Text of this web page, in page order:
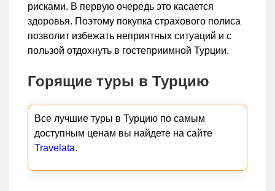
рисками. В первую очередь это касается
здоровья. Поэтому покупка страхового полиса
позволит избежать неприятных ситуаций и с
пользой отдохнуть в гостеприимной Турции.
Горящие туры в Турцию
Все лучшие туры в Турцию по самым
доступным ценам вы найдете на сайте
Travelata.